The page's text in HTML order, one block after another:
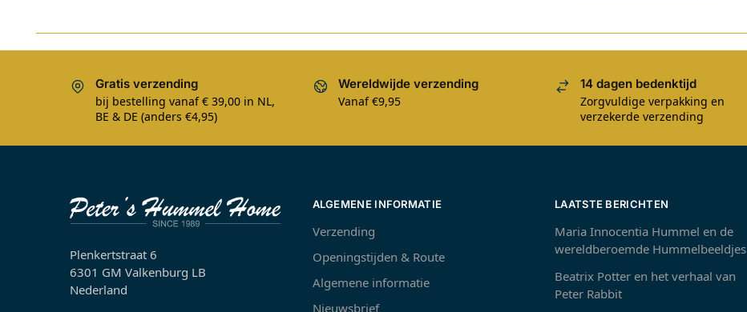
Gratis verzending
bij bestelling vanaf € 39,00 in NL,
BE & DE (anders €4,95)
Wereldwijde verzending
Vanaf €9,95
14 dagen bedenktijd
Zorgvuldige verpakking en
verzekerde verzending
Plenkertstraat 6
6301 GM Valkenburg LB
Nederland
ALGEMENE INFORMATIE
Verzending
Openingstijden & Route
Algemene informatie
Nieuwsbrief
LAATSTE BERICHTEN
Maria Innocentia Hummel en de
wereldberoemde Hummelbeeldjes
Beatrix Potter en het verhaal van
Peter Rabbit